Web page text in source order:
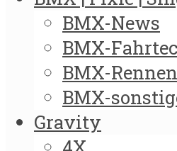
BMX-News
BMX-
BMX-Rennen
BMX-
Gravity